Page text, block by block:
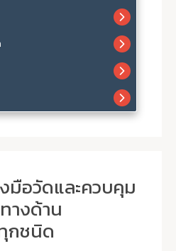
มือวัดและควบคุม
างด้าน
กชนิด